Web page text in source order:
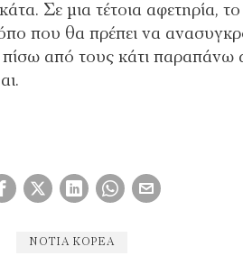
Σε µια τέτοια αφετηρία,
που θα πρέπει να
πίσω από τους κάτι
ΝΌΤΙΑ ΚΟΡΈΑ